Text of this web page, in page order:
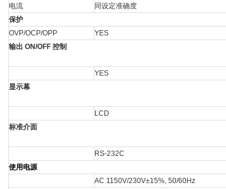
电流
同设定准确度
保护
OVP/OCP/OPP
YES
输出 ON/OFF 控制
YES
显示幕
LCD
标准介面
RS-232C
使用电源
AC 1150V/230V±15%, 50/60Hz